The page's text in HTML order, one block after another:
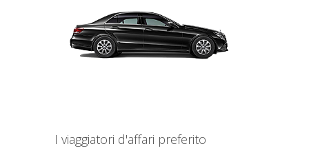
I viaggiatori d'affari preferito